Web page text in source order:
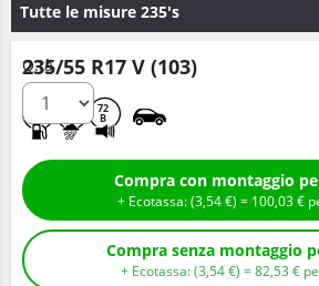
Tutte le misure 235's
235/55 R17 V (103)
72
B
Q.tà
+ Ecotassa: (3,54€ ) = 100,03€
+ Ecotassa: (3,54€ ) =82,53 €